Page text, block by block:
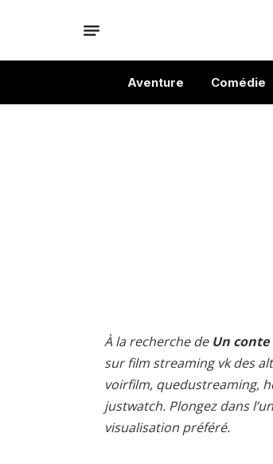
Aventure Comédie
À la recherche de Un
sur film streaming vk des
voirfilm, quedustreaming,
justwatch. Plongez dans
visualisation préféré.